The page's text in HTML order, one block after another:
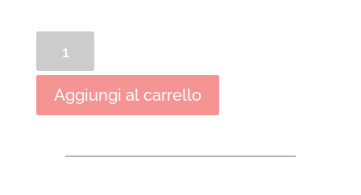
olio
Maimeri
Aggiungi al carrello